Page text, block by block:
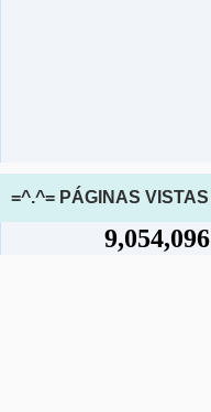
=^.^= PÁGINAS VISTAS
9,054,096